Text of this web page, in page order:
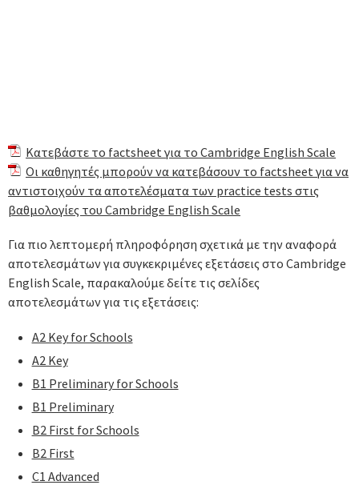
Κατεβάστε το factsheet για το Cambridge English Scale
Οι καθηγητές μπορούν να κατεβάσουν το factsheet για να
αντιστοιχούν τα αποτελέσματα των practice tests στις
βαθμολογίες του Cambridge English Scale
Για πιο λεπτομερή πληροφόρηση σχετικά με την αναφορά
αποτελεσμάτων για συγκεκριμένες εξετάσεις στο Cambridge
English Scale, παρακαλούμε δείτε τις σελίδες
αποτελεσμάτων για τις εξετάσεις:
A2 Key for Schools
A2 Key
B1 Preliminary for Schools
B1 Preliminary
B2 First for Schools
B2 First
C1 Advanced